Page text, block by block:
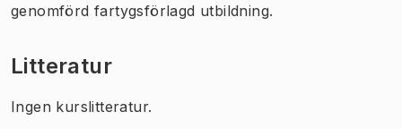
genomförd fartygsförlagd utbildning.
Litteratur
Ingen kurslitteratur.